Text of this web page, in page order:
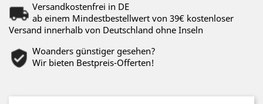
Versandkostenfrei in DE
ab einem Mindestbestellwert von 39€ kostenloser
Versand innerhalb von Deutschland ohne Inseln
Woanders günstiger gesehen?
Wir bieten Bestpreis-Offerten!